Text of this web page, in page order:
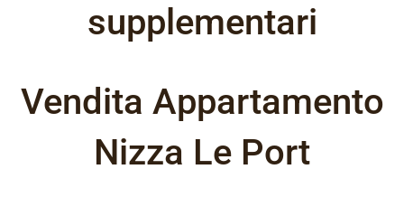
supplementari
Vendita Appartamento
Nizza Le Port